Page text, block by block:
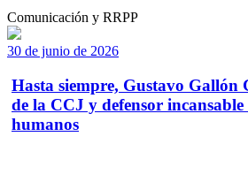
Comunicación y RRPP
30 de junio de 2026
Hasta siempre, Gustavo
de la CCJ y defensor incansable
humanos